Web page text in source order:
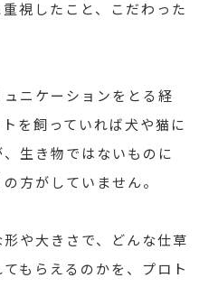
視したこと、こだわった
ニケーションをとる経
を飼っていれば犬や猫に
生き物ではないものに
方がしていません。
や大きさで、どんな仕草
もらえるのかを、プロト